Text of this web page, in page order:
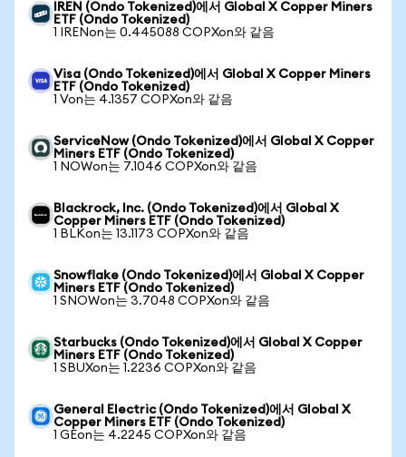
IREN (Ondo Tokenized)에서 Global X Copper Miners
ETF (Ondo Tokenized)
1 IRENon는 0.445088 COPXon와 같음
Visa (Ondo Tokenized)에서 Global X Copper Miners
ETF (Ondo Tokenized)
1 Von는 4.1357 COPXon와 같음
ServiceNow (Ondo Tokenized)에서 Global X Copper
Miners ETF (Ondo Tokenized)
1 NOWon는 7.1046 COPXon와 같음
Blackrock, Inc. (Ondo Tokenized)에서 Global X
Copper Miners ETF (Ondo Tokenized)
1 BLKon는 13.1173 COPXon와 같음
Snowflake (Ondo Tokenized)에서 Global X Copper
Miners ETF (Ondo Tokenized)
1 SNOWon는 3.7048 COPXon와 같음
Starbucks (Ondo Tokenized)에서 Global X Copper
Miners ETF (Ondo Tokenized)
1 SBUXon는 1.2236 COPXon와 같음
General Electric (Ondo Tokenized)에서 Global X
Copper Miners ETF (Ondo Tokenized)
1 GEon는 4.2245 COPXon와 같음